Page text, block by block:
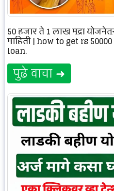
50 हजार ते 1 लाख मुद्रा
माहिती | how to get rs
loan.
पुढे वाचा ➜